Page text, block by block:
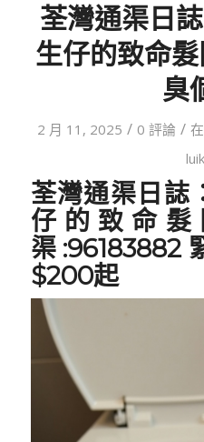
荃灣通渠日
生仔的致命
臭
2 月 11, 2025 / 0 評論 /
荃灣通渠日誌
仔的致命髮
渠
$200起